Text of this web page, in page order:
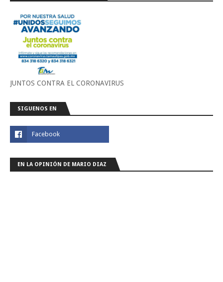
JUNTOS CONTRA EL CORONAVIRUS
SIGUENOS EN
EN LA OPINIÓN DE MARIO DIAZ